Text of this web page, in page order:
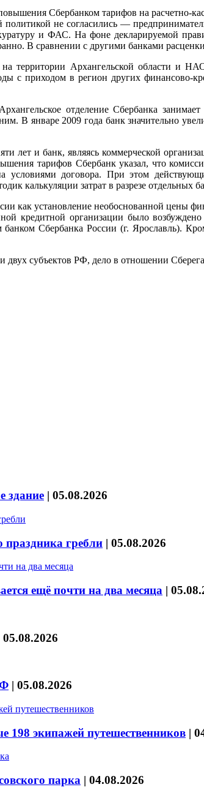
Сбербанком тарифов на расчетно-
политикой не согласились —
и ФАС. На фоне декларируемой
В сравнении с другими банками
территории Архангельской области и
с приходом в регион других финансово-
отделение Сбербанка
В январе 2009 года банк значительно
лет и банк, являясь коммерческой
тарифов Сбербанк указал, что
условиями договора. При этом
калькуляции затрат в разрезе отдельных
установление необоснованной цены
кредитной организации было
Сбербанка России (г. Ярославль).
двух субъектов РФ, дело в отношении
здание | 05.08.2026
праздника гребли | 05.08.2026
ещё почти на два месяца |
05.08.2026
| 05.08.2026
198 экипажей путешественников |
парка | 04.08.2026